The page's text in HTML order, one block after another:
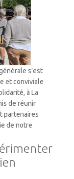
s’est
et conviviale
à La
de réunir
partenaires
de notre